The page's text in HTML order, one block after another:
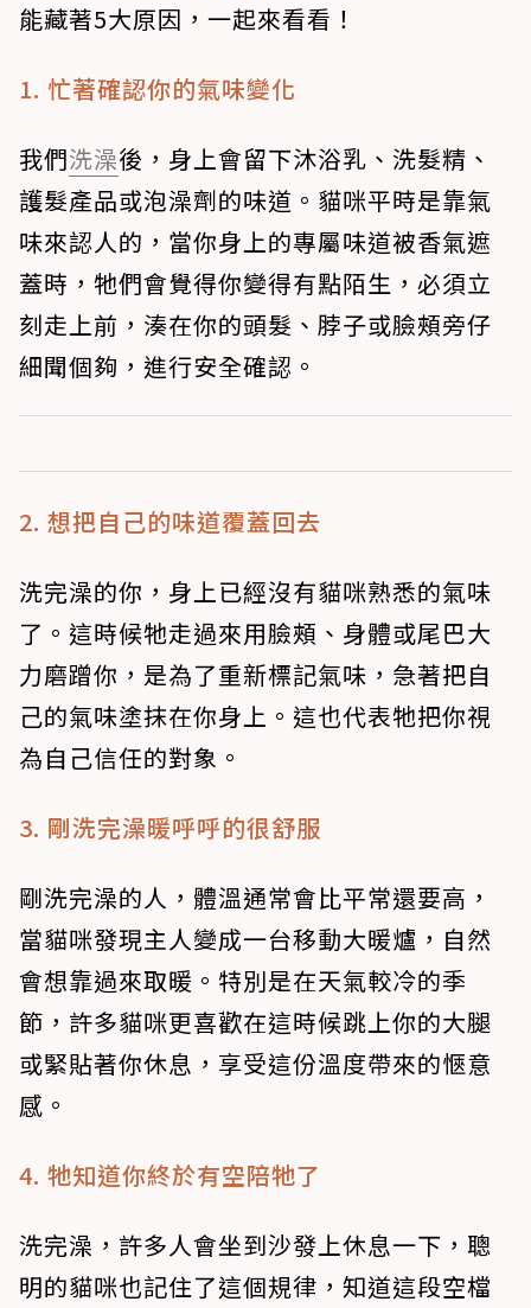
能藏著5大原因，一起來看看！
1. 忙著確認你的氣味變化
我們洗澡後，身上會留下沐浴乳、洗髮精、
護髮產品或泡澡劑的味道。貓咪平時是靠氣
味來認人的，當你身上的專屬味道被香氣遮
蓋時，牠們會覺得你變得有點陌生，必須立
刻走上前，湊在你的頭髮、脖子或臉頰旁仔
細聞個夠，進行安全確認。
2. 想把自己的味道覆蓋回去
洗完澡的你，身上已經沒有貓咪熟悉的氣味
了。這時候牠走過來用臉頰、身體或尾巴大
力磨蹭你，是為了重新標記氣味，急著把自
己的氣味塗抹在你身上。這也代表牠把你視
為自己信任的對象。
3. 剛洗完澡暖呼呼的很舒服
剛洗完澡的人，體溫通常會比平常還要高，
當貓咪發現主人變成一台移動大暖爐，自然
會想靠過來取暖。特別是在天氣較冷的季
節，許多貓咪更喜歡在這時候跳上你的大腿
或緊貼著你休息，享受這份溫度帶來的愜意
感。
4. 牠知道你終於有空陪牠了
洗完澡，許多人會坐到沙發上休息一下，聰
明的貓咪也記住了這個規律，知道這段空檔